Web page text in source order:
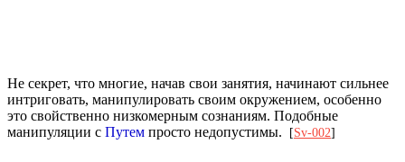
Не секрет, что многие, начав свои занятия, начинают сильнее
интриговать, манипулировать своим окружением, особенно
это свойственно низкомерным сознаниям. Подобные
манипуляции с Путем просто недопустимы. [Sv-002]